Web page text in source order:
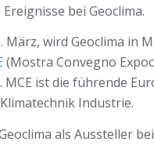
bei Geoclima.
März, wird Geoclima in
(Mostra Convegno
ist die führende
Industrie.
als Aussteller